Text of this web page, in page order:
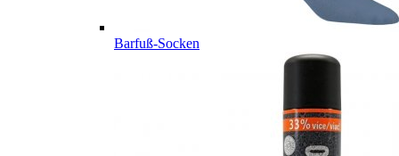
Barfuß-Socken